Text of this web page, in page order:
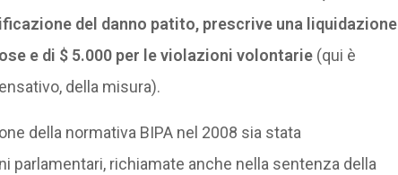
del danno patito, prescrive una liquidazione
e di $ 5.000 per le violazioni volontarie(qui è
della misura).
della normativa BIPA nel 2008 sia stata
parlamentari, richiamate anche nella sentenza della